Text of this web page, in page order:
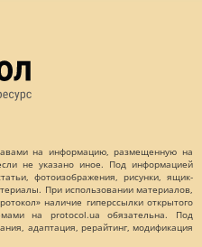
на информацию, размещенную на
не указано иное. Под информацией
фотоизображения, рисунки, ящик-
При использовании материалов,
наличие гиперссылки открытого
на protocol.ua обязательна. Под
адаптация, рерайтинг, модификация